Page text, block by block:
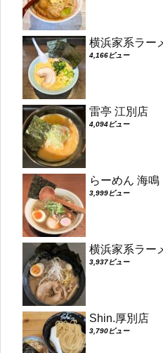
横浜家系ラー
4,166ビュー
雷亭 江別店
4,094ビュー
らーめん 海鳴
3,999ビュー
横浜家系ラー
3,937ビュー
Shin.厚別店
3,790ビュー